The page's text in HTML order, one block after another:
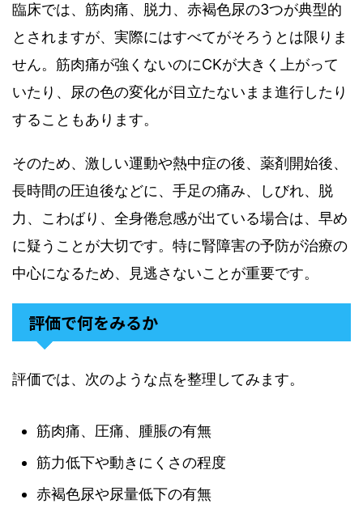
臨床では、筋肉痛、脱力、赤褐色尿の3つが典型的
とされますが、実際にはすべてがそろうとは限りま
せん。筋肉痛が強くないのにCKが大きく上がって
いたり、尿の色の変化が目立たないまま進行したり
することもあります。
そのため、激しい運動や熱中症の後、薬剤開始後、
長時間の圧迫後などに、手足の痛み、しびれ、脱
力、こわばり、全身倦怠感が出ている場合は、早め
に疑うことが大切です。特に腎障害の予防が治療の
中心になるため、見逃さないことが重要です。
評価で何をみるか
評価では、次のような点を整理してみます。
筋肉痛、圧痛、腫脹の有無
筋力低下や動きにくさの程度
赤褐色尿や尿量低下の有無